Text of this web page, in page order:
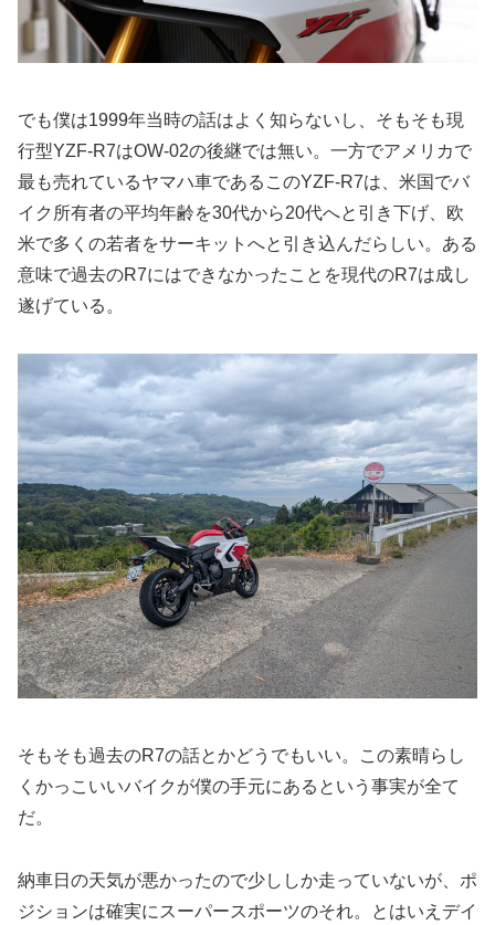
でも僕は1999年当時の話はよく知らないし、そもそも現
行型YZF-R7はOW-02の後継では無い。一方でアメリカで
最も売れているヤマハ車であるこのYZF-R7は、米国でバ
イク所有者の平均年齢を30代から20代へと引き下げ、欧
米で多くの若者をサーキットへと引き込んだらしい。ある
意味で過去のR7にはできなかったことを現代のR7は成し
遂げている。
そもそも過去のR7の話とかどうでもいい。この素晴らし
くかっこいいバイクが僕の手元にあるという事実が全て
だ。
納車日の天気が悪かったので少ししか走っていないが、ポ
ジションは確実にスーパースポーツのそれ。とはいえデイ